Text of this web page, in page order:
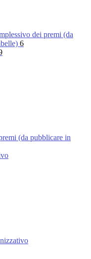
dei premi (da
6
(da pubblicare in